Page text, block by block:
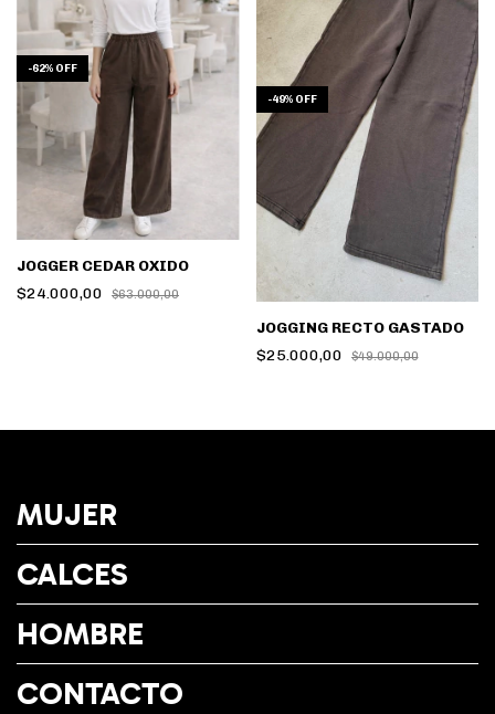
-62% OFF
JOGGER CEDAR OXIDO
$24.000,00
$63.000,00
-49% OFF
JOGGING RECTO GASTADO
$25.000,00
$49.000,00
MUJER
CALCES
HOMBRE
CONTACTO